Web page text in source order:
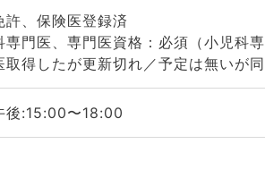
許、保険医登録済
専門医、専門医資格：必須（小児科
取得したが更新切れ／予定は無いが
後:15:00〜18:00